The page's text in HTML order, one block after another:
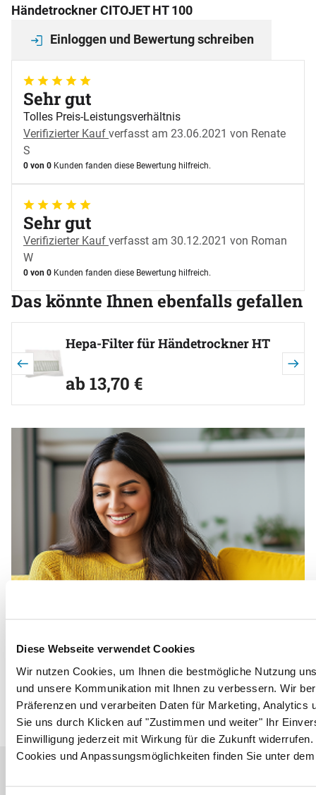
Diese Webseite verwendet Cookies
Wir nutzen Cookies, um Ihnen die bestmögliche Nutzung
und unsere Kommunikation mit Ihnen zu verbessern. Wir
Präferenzen und verarbeiten Daten für Marketing, Analytics
Sie uns durch Klicken auf "Zustimmen und weiter" Ihr
Einwilligung jederzeit mit Wirkung für die Zukunft
Cookies und Anpassungsmöglichkeiten finden Sie unter
Händetrockner CITOJET HT 100
Einloggen und Bewertung schreiben
5 von 5
Sehr gut
Tolles Preis-Leistungsverhältnis
Verifizierter Kauf verfasst am 23.06.2021 von Renate
S
0 von 0 Kunden fanden diese Bewertung hilfreich.
5 von 5
Sehr gut
Verifizierter Kauf verfasst am 30.12.2021 von Roman
W
0 von 0 Kunden fanden diese Bewertung hilfreich.
Das könnte Ihnen ebenfalls gefallen
Artikel überspringen
Hepa-Filter für Händetrockner HT
ab:
ab 13,70 €
ALLPAX Newsletter bestellen
und10,- €Gutscheincode
erhalten
Jetzt anmelden und profitieren!